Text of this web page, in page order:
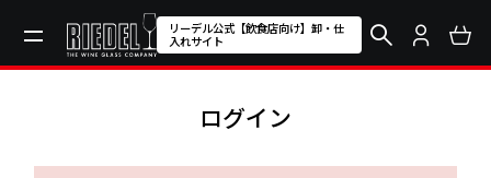
リーデル公式【飲食店向け】卸・仕
入れサイト
ログイン